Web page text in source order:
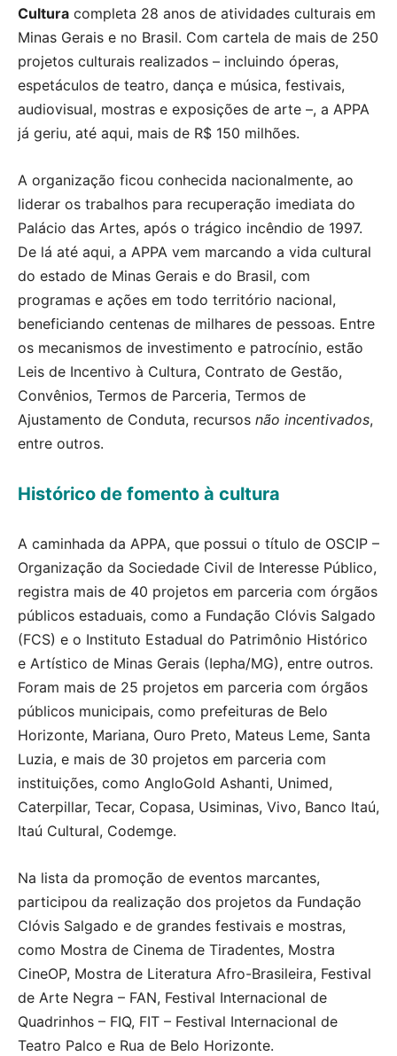
Cultura completa 28 anos de atividades culturais em
Minas Gerais e no Brasil. Com cartela de mais de 250
projetos culturais realizados – incluindo óperas,
espetáculos de teatro, dança e música, festivais,
audiovisual, mostras e exposições de arte –, a APPA
já geriu, até aqui, mais de R$ 150 milhões.
A organização ficou conhecida nacionalmente, ao
liderar os trabalhos para recuperação imediata do
Palácio das Artes, após o trágico incêndio de 1997.
De lá até aqui, a APPA vem marcando a vida cultural
do estado de Minas Gerais e do Brasil, com
programas e ações em todo território nacional,
beneficiando centenas de milhares de pessoas. Entre
os mecanismos de investimento e patrocínio, estão
Leis de Incentivo à Cultura, Contrato de Gestão,
Convênios, Termos de Parceria, Termos de
Ajustamento de Conduta, recursos não incentivados,
entre outros.
Histórico de fomento à cultura
A caminhada da APPA, que possui o título de OSCIP –
Organização da Sociedade Civil de Interesse Público,
registra mais de 40 projetos em parceria com órgãos
públicos estaduais, como a Fundação Clóvis Salgado
(FCS) e o Instituto Estadual do Patrimônio Histórico
e Artístico de Minas Gerais (Iepha/MG), entre outros.
Foram mais de 25 projetos em parceria com órgãos
públicos municipais, como prefeituras de Belo
Horizonte, Mariana, Ouro Preto, Mateus Leme, Santa
Luzia, e mais de 30 projetos em parceria com
instituições, como AngloGold Ashanti, Unimed,
Caterpillar, Tecar, Copasa, Usiminas, Vivo, Banco Itaú,
Itaú Cultural, Codemge.
Na lista da promoção de eventos marcantes,
participou da realização dos projetos da Fundação
Clóvis Salgado e de grandes festivais e mostras,
como Mostra de Cinema de Tiradentes, Mostra
CineOP, Mostra de Literatura Afro-Brasileira, Festival
de Arte Negra – FAN, Festival Internacional de
Quadrinhos – FIQ, FIT – Festival Internacional de
Teatro Palco e Rua de Belo Horizonte.